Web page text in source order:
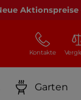
Kontakte
Garten